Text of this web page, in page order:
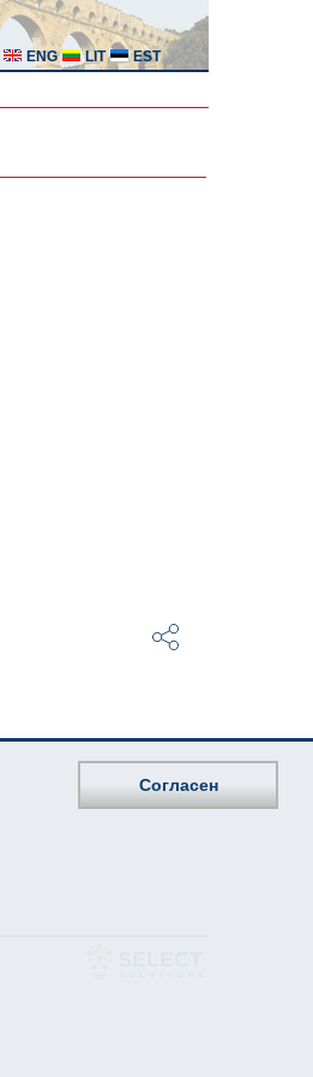
ENG LIT EST
Согласен